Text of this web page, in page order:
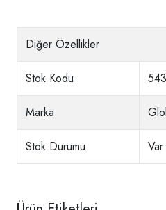
Diğer Özellikler
Stok Kodu
Marka
Stok Durumu Var